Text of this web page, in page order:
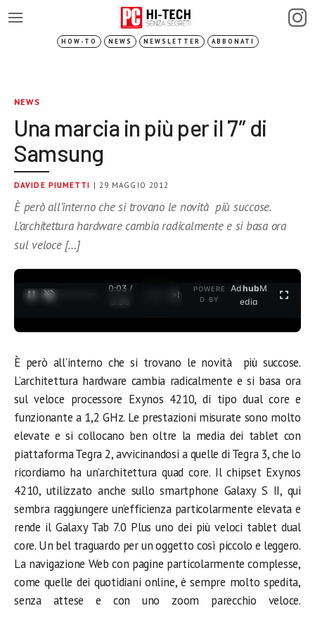
HOW-TO NEWS NEWSLETTER ABBONATI
NEWS
Una marcia in più per il 7″ di
Samsung
DAVIDE PIUMETTI | 29 MAGGIO 2012
È però all’interno che si trovano le novità più succose.
L’architettura hardware cambia radicalmente e si basa ora
sul veloce […]
0:04 /
3:35
POWERE
D BY
AdhubM
edia
È però all’interno che si trovano le novità più succose.
L’architettura hardware cambia radicalmente e si basa ora
sul veloce processore Exynos 4210, di tipo dual core e
funzionante a 1,2 GHz. Le prestazioni misurate sono molto
elevate e si collocano ben oltre la media dei tablet con
piattaforma Tegra 2, avvicinandosi a quelle di Tegra 3, che lo
ricordiamo ha un’architettura quad core. Il chipset Exynos
4210, utilizzato anche sullo smartphone Galaxy S II, qui
sembra raggiungere un’efficienza particolarmente elevata e
rende il Galaxy Tab 7.0 Plus uno dei più veloci tablet dual
core. Un bel traguardo per un oggetto così piccolo e leggero.
La navigazione Web con pagine particolarmente complesse,
come quelle dei quotidiani online, è sempre molto spedita,
senza attese e con uno zoom parecchio veloce.